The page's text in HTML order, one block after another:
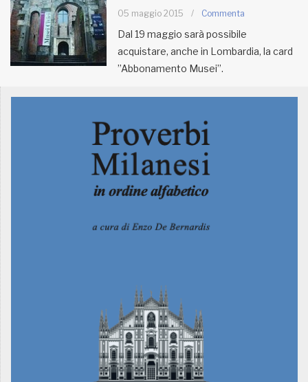
05 maggio 2015 / Commenta
Dal 19 maggio sarà possibile
acquistare, anche in Lombardia, la card
”Abbonamento Musei”.